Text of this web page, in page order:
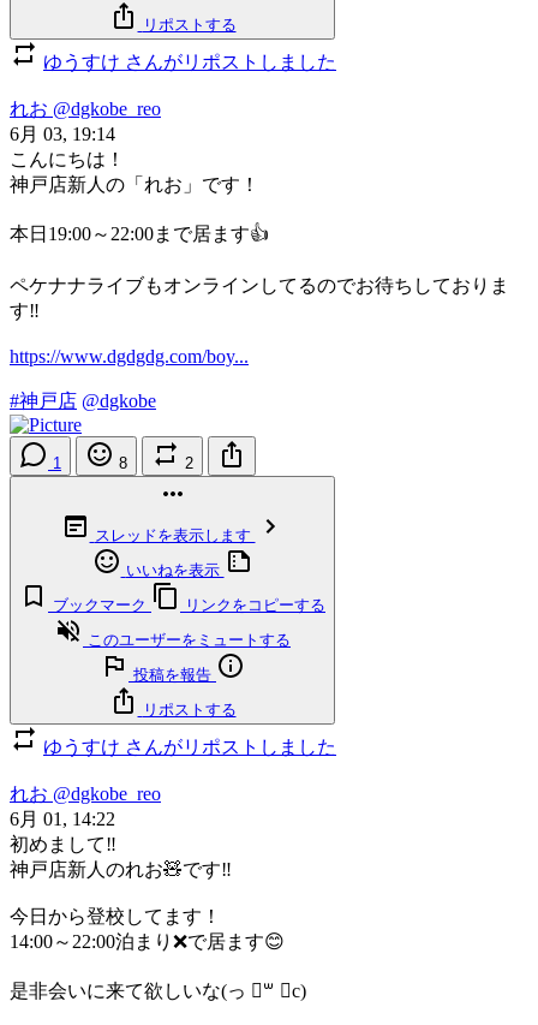
リポストする
ゆうすけ さんがリポストしました
れお @dgkobe_reo
6月 03, 19:14
こんにちは！
神戸店新人の「れお」です！
本日19:00～22:00まで居ます👍
ペケナナライブもオンラインしてるのでお待ちしておりま
す‼️
https://www.dgdgdg.com/boy...
#神戸店 @dgkobe
1 8 2
スレッドを表示します
いいねを表示
ブックマーク
リンクをコピーする
このユーザーをミュートする
投稿を報告
リポストする
ゆうすけ さんがリポストしました
れお @dgkobe_reo
6月 01, 14:22
初めまして‼️
神戸店新人のれお🧸です‼️
今日から登校してます！
14:00～22:00泊まり❌で居ます😊
是非会いに来て欲しいな‪(っ ॑꒳ ॑c)